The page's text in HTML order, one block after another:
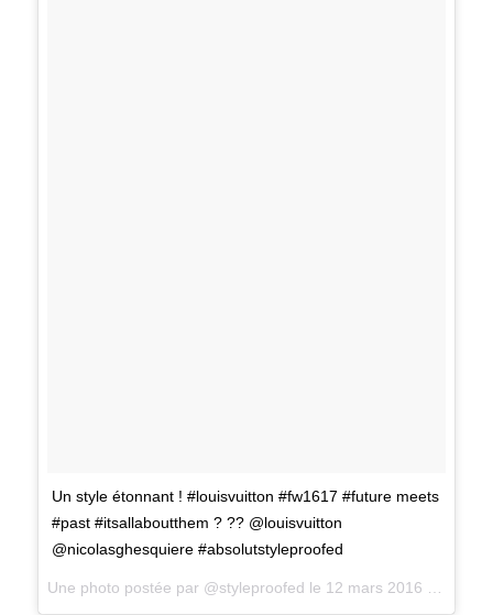
Un style étonnant ! #louisvuitton #fw1617 #future meets
#past #itsallaboutthem ? ?? @louisvuitton
@nicolasghesquiere #absolutstyleproofed
Une photo postée par @styleproofed le 12 mars 2016 à 8h18